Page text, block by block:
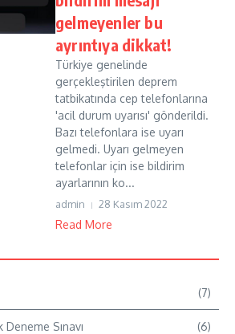
gelmeyenler bu
ayrıntıya dikkat!
Türkiye genelinde
gerçekleştirilen deprem
tatbikatında cep telefonlarına
'acil durum uyarısı' gönderildi.
Bazı telefonlara ise uyarı
gelmedi. Uyarı gelmeyen
telefonlar için ise bildirim
ayarlarının ko...
admin 28 Kasım 2022
Read More
(7)
Sınavı (6)